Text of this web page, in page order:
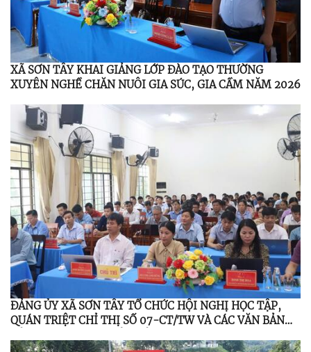
XÃ SƠN TÂY KHAI GIẢNG LỚP ĐÀO TẠO THƯỜNG
XUYÊN NGHỀ CHĂN NUÔI GIA SÚC, GIA CẦM NĂM 2026
ĐẢNG ỦY XÃ SƠN TÂY TỔ CHỨC HỘI NGHỊ HỌC TẬP,
QUÁN TRIỆT CHỈ THỊ SỐ 07-CT/TW VÀ CÁC VĂN BẢN